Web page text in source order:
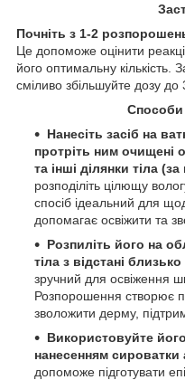
Почніть з 1-2
Це допоможе оцінити
його оптимальну кількість.
сміливо збільшуйте дозу
Способи
Нанесіть засіб на
протріть ним очищені
та інші ділянки тіла
розподіліть цілющу
спосіб ідеальний для
допомагає освіжити та
Розпиліть його на
тіла з відстані
зручний для освіження
Розпорошення створює
зволожити дерму,
Використовуйте
нанесенням
допоможе підготувати